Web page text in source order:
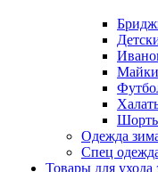
Майки
Одежда
Спец
Товары для